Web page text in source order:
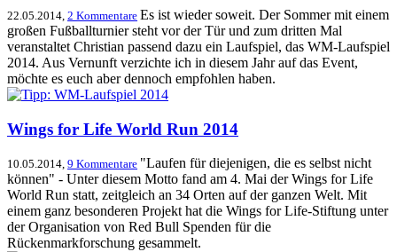
22.05.2014, 2 Kommentare Es ist wieder soweit. Der Sommer mit einem
großen Fußballturnier steht vor der Tür und zum dritten Mal
veranstaltet Christian passend dazu ein Laufspiel, das WM-Laufspiel
2014. Aus Vernunft verzichte ich in diesem Jahr auf das Event,
möchte es euch aber dennoch empfohlen haben.
Wings for Life World Run 2014
10.05.2014, 9 Kommentare "Laufen für diejenigen, die es selbst nicht
können" - Unter diesem Motto fand am 4. Mai der Wings for Life
World Run statt, zeitgleich an 34 Orten auf der ganzen Welt. Mit
einem ganz besonderen Projekt hat die Wings for Life-Stiftung unter
der Organisation von Red Bull Spenden für die
Rückenmarkforschung gesammelt.